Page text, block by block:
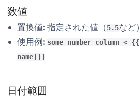
数値
置換値: 指定された値（5.5など）
使用例: some_number_column <
name}}}
日付範囲